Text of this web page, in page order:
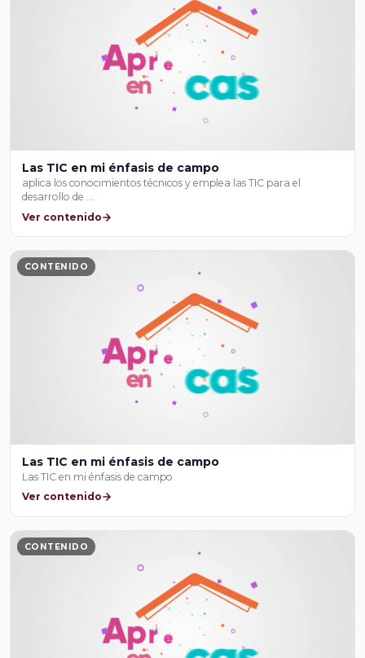
Las TIC en mi énfasis de campo
aplica los conocimientos técnicos y emplea las TIC para el
desarrollo de …
Ver contenido
CONTENIDO
Las TIC en mi énfasis de campo
Las TIC en mi énfasis de campo
Ver contenido
CONTENIDO